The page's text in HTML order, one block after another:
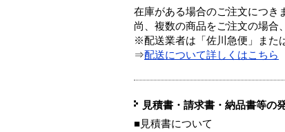
在庫がある場合のご注文につき
尚、複数の商品をご注文の場合
※配送業者は「佐川急便」また
⇒配送について詳しくはこちら
見積書・請求書・納品書等の
■見積書について